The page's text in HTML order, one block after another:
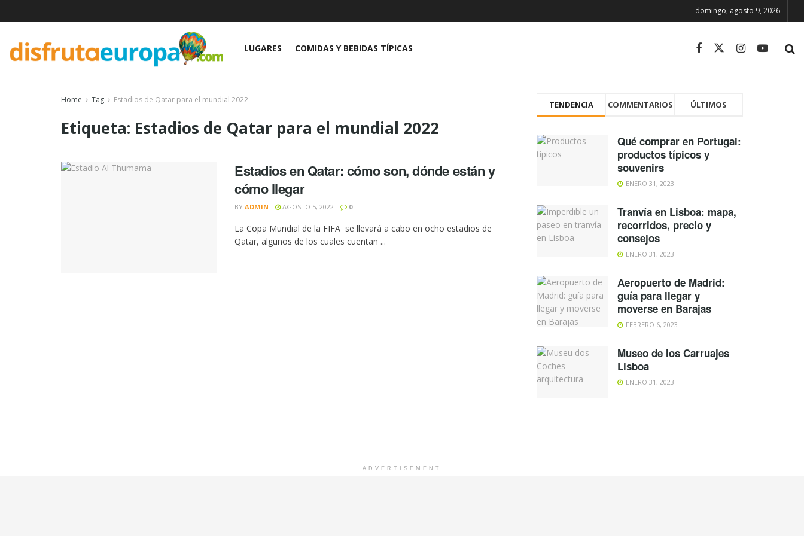
domingo, agosto 9, 2026
LUGARES COMIDAS Y BEBIDAS TÍPICAS
Home Tag Estadios de Qatar para el mundial 2022
Etiqueta: Estadios de Qatar para el mundial 2022
Estadios en Qatar: cómo son, dónde están y
cómo llegar
BY ADMIN AGOSTO 5, 2022 0
La Copa Mundial de la FIFA se llevará a cabo en ocho estadios de
Qatar, algunos de los cuales cuentan ...
TENDENCIA COMMENTARIOS ÚLTIMOS
Qué comprar en Portugal:
productos típicos y
souvenirs
ENERO 31, 2023
Tranvía en Lisboa: mapa,
recorridos, precio y
consejos
ENERO 31, 2023
Aeropuerto de Madrid:
guía para llegar y
moverse en Barajas
FEBRERO 6, 2023
Museo de los Carruajes
Lisboa
ENERO 31, 2023
ADVERTISEMENT